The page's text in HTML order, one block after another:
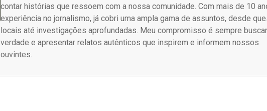
contar histórias que ressoem com a nossa comunidade. Com mais de 10
experiência no jornalismo, já cobri uma ampla gama de assuntos, desde
locais até investigações aprofundadas. Meu compromisso é sempre
verdade e apresentar relatos autênticos que inspirem e informem nossos
ouvintes.